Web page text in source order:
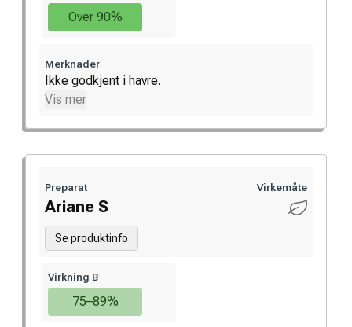
Over 90%
Merknader
Ikke godkjent i havre.
Vis mer
Preparat
Ariane S
Se produktinfo
Virkemåte
Virkning B
75–89%